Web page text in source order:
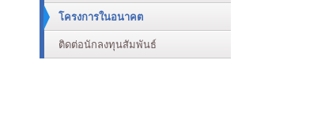
โครงการในอนาคต
ติดต่อนักลงทุนสัมพันธ์